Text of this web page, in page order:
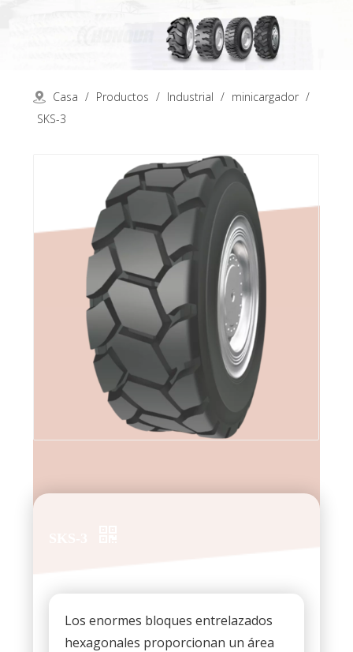
Casa / Productos / Industrial / minicargador /
SKS-3
Los enormes bloques entrelazados
hexagonales proporcionan un área